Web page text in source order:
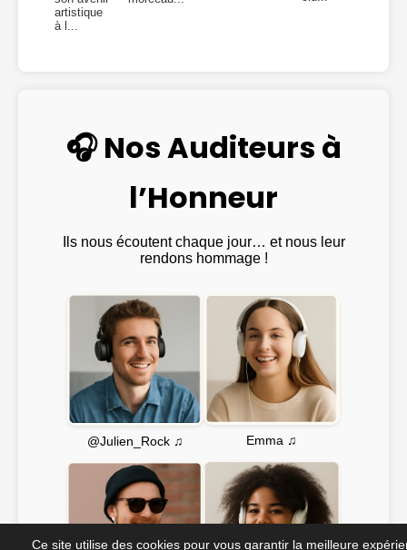
artistique
à l...
🎧 Nos Auditeurs à
l’Honneur
Ils nous écoutent chaque jour… et nous leur
rendons hommage !
@Julien_Rock ♫ Emma ♫
Ce site utilise des cookies pour vous garantir la meilleure